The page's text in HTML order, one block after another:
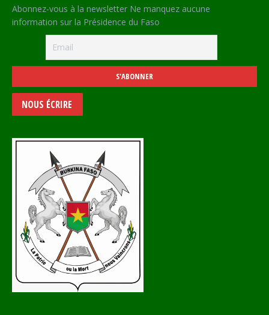
Abonnez-vous à la newsletter Ne manquez aucune
information sur la Présidence du Faso
NOUS ÉCRIRE